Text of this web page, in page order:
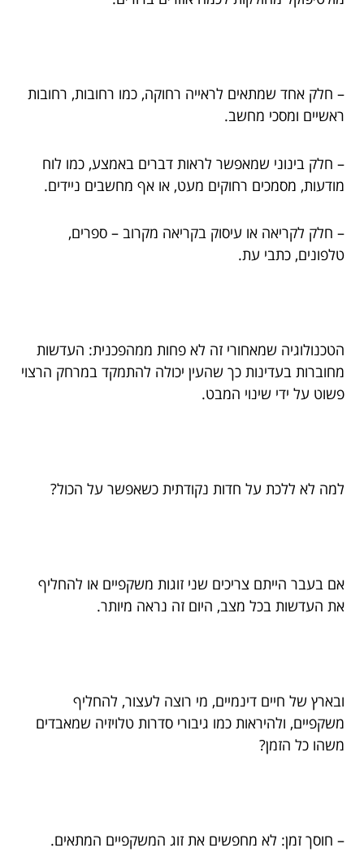
– חלק אחד שמתאים לראייה רחוקה, כמו רחובות, רחובות
ראשיים ומסכי מחשב.
– חלק בינוני שמאפשר לראות דברים באמצע, כמו לוח
מודעות, מסמכים רחוקים מעט, או אף מחשבים ניידים.
– חלק לקריאה או עיסוק בקריאה מקרוב – ספרים,
טלפונים, כתבי עת.
הטכנולוגיה שמאחורי זה לא פחות ממהפכנית: העדשות
מחוברות בעדינות כך שהעין יכולה להתמקד במרחק הרצוי
פשוט על ידי שינוי המבט.
למה לא ללכת על חדות נקודתית כשאפשר על הכול?
אם בעבר הייתם צריכים שני זוגות משקפיים או להחליף
את העדשות בכל מצב, היום זה נראה מיותר.
ובארץ של חיים דינמיים, מי רוצה לעצור, להחליף
משקפיים, ולהיראות כמו גיבורי סדרות טלויזיה שמאבדים
משהו כל הזמן?
– חוסך זמן: לא מחפשים את זוג המשקפיים המתאים.